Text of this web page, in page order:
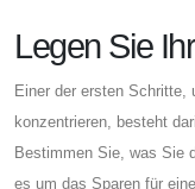
Legen Sie
Einer der ersten Schritte,
konzentrieren, besteht
Bestimmen Sie, was Sie
es um das Sparen für